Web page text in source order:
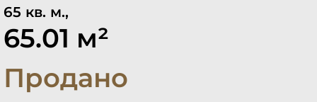
65 кв. м.,
65.01 м²
Продано